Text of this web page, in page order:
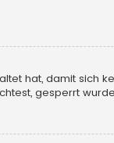
hat, damit sich
gesperrt